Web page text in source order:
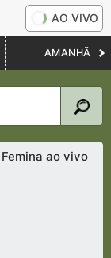
AO VIVO
AMANHÃ
ao vivo